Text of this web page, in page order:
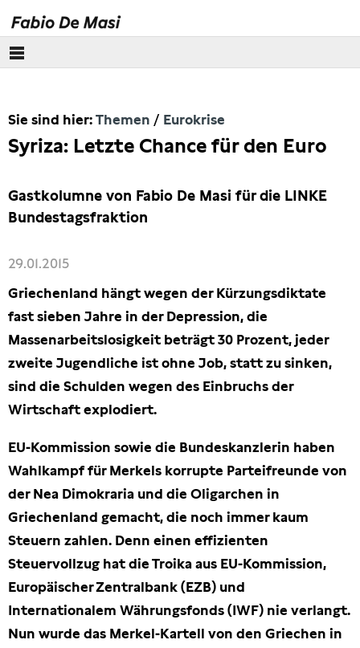
Europäisches Parlament
Lobbyismus
Steuern
Freihandel
Hamburg
Presse
Sie sind hier: Themen Eurokrise
Syriza: Letzte Chance für den Euro
Gastkolumne von Fabio De Masi für die LINKE
Bundestagsfraktion
29.01.2015
Griechenland hängt wegen der Kürzungsdiktate
fast sieben Jahre in der Depression, die
Massenarbeitslosigkeit beträgt 30 Prozent, jeder
zweite Jugendliche ist ohne Job, statt zu sinken,
sind die Schulden wegen des Einbruchs der
Wirtschaft explodiert.
EU-Kommission sowie die Bundeskanzlerin haben
Wahlkampf für Merkels korrupte Parteifreunde von
der Nea Dimokraria und die Oligarchen in
Griechenland gemacht, die noch immer kaum
Steuern zahlen. Denn einen effizienten
Steuervollzug hat die Troika aus EU-Kommission,
Europäischer Zentralbank (EZB) und
Internationalem Währungsfonds (IWF) nie verlangt.
Nun wurde das Merkel-Kartell von den Griechen in